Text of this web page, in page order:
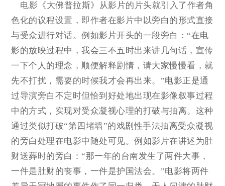
电影《大佛普拉斯》从影片的片头就引入了作者角
色化的议程设置，即作者在影片中以旁白的形式直接
与受众进行对话。例如影片开头的一段旁白：“在电
影的放映过程中，我会三不五时出来讲几句话，宣传
一下个人的理念，顺便解释剧情，请大家慢慢看，就
先不打扰，需要的时候我才会再出来。”电影正是通
过导演旁白不定时但恰到好处地出现在影像叙事过程
中的方式，实现对受众凝视心理的打破与抽离。这种
通过类似打破“第四堵墙”的戏剧性手法抽离受众凝视
的旁白处理在电影中随处可见。例如影片在讲述为肚
财送葬时的旁白：“那一年的台南发生了两件大事，
一件是肚财的丧事，一件是护国法会。”电影将两件